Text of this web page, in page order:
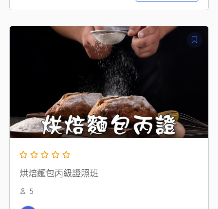
烘焙麵包丙級證照班
5
原
NT$14,000。
目
前
價
格：
NT$12,000。